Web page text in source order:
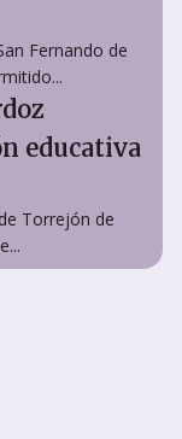
Fernando de
educativa
Torrejón de